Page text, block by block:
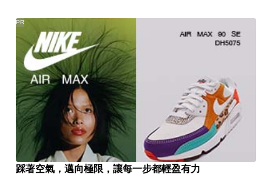
踩著空氣，邁向極限，讓每一步都輕盈有力
PR